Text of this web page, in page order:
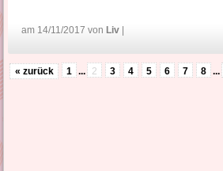
am 14/11/2017 von Liv
« zurück 1 ... 2 3 4 5 6 7 8 ...